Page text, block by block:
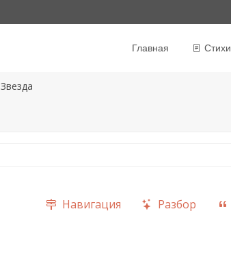
Главная Стихи
Звезда
Навигация Разбор